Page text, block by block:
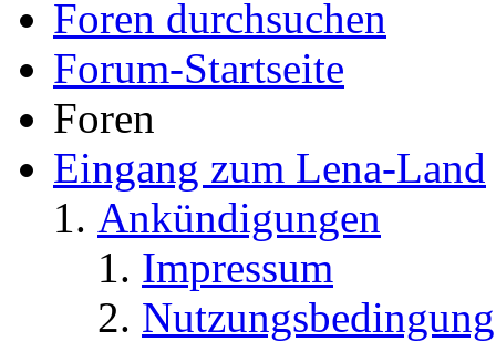
Foren durchsuchen
Forum-Startseite
Foren
Eingang zum Lena-Land
Ankündigungen
Impressum